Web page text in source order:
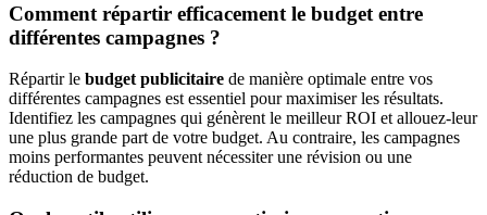
Comment répartir efficacement le budget entre
différentes campagnes ?
Répartir le budget publicitaire de manière optimale entre vos
différentes campagnes est essentiel pour maximiser les résultats.
Identifiez les campagnes qui génèrent le meilleur ROI et allouez-leur
une plus grande part de votre budget. Au contraire, les campagnes
moins performantes peuvent nécessiter une révision ou une
réduction de budget.